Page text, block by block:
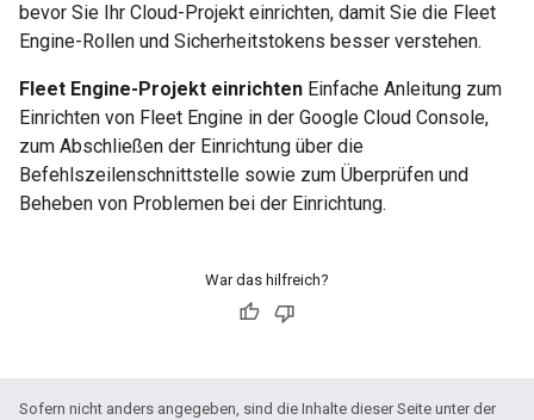
bevor Sie Ihr Cloud-Projekt einrichten, damit Sie die Fleet
Engine-Rollen und Sicherheitstokens besser verstehen.
Fleet Engine-Projekt einrichten Einfache Anleitung zum
Einrichten von Fleet Engine in der Google Cloud Console,
zum Abschließen der Einrichtung über die
Befehlszeilenschnittstelle sowie zum Überprüfen und
Beheben von Problemen bei der Einrichtung.
War das hilfreich?
Sofern nicht anders angegeben, sind die Inhalte dieser Seite unter der